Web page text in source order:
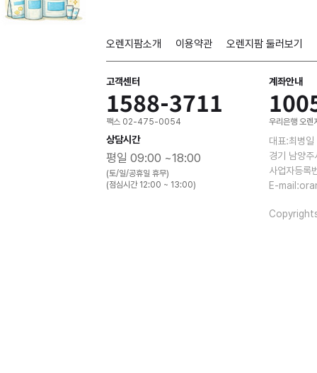
오렌지팜소개 이용약관 오렌지팜 둘러보기
고객센터
1588-3711
팩스 02-475-0054
상담시간
평일 09:00 ~18:00
(토/일/공휴일 휴무)
(점심시간 12:00 ~ 13:00)
계좌안내
우리은행 오렌
대표:최병
경기 남양
사업자등
E-